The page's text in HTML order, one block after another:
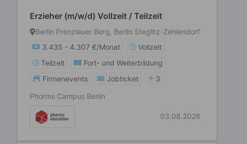
Erzieher (m/w/d) Vollzeit / Teilzeit
Berlin Prenzlauer Berg, Berlin Steglitz-Zehlendorf
3.435 - 4.307 €/Monat
Vollzeit
Teilzeit
Fort- und Weiterbildung
Firmenevents
Jobticket
3
Phorms Campus Berlin
03.08.2026